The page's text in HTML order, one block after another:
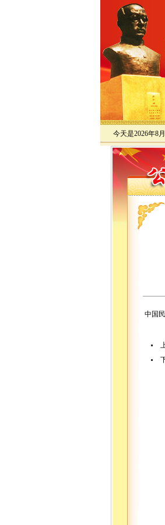
今天是2026年8
中国